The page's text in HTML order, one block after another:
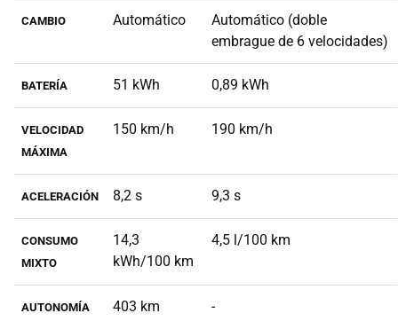
CAMBIO Automático
Automático (doble
embrague de 6 velocidades)
BATERÍA 51 kWh 0,89 kWh
VELOCIDAD
MÁXIMA
150 km/h 190 km/h
ACELERACIÓN 8,2 s 9,3 s
CONSUMO
MIXTO
14,3
kWh/100 km
4,5 l/100 km
AUTONOMÍA
403 km -